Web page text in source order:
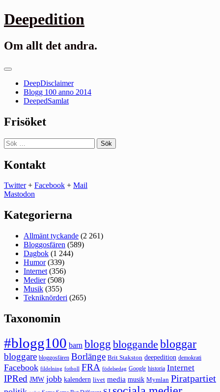
Gå
till
Deepedition
Om allt det andra.
Primär
DeepDisclaimer
Blogg 100 anno 2014
DeepedSamlat
Frisöket
Sök
efter:
Kontakt
Twitter+ Facebook + Mail
Mastodon
Kategorierna
Allmänt tyckande (2 261)
Bloggosfären (589)
Dagbok (1 244)
Humor(339)
Internet (356)
Medier(508)
Musik (355)
Tekniknörderi (265)
Taxonomin
#blogg100 barn blogg bloggande bloggar
bloggare bloggosfären Borlänge Brit Stakston deepedition demokrati
Facebook fildelning fotboll FRA födelsedag Google historia Internet
IPRed JMW jobb kalendern livet media musik Mymlan Piratpartiet